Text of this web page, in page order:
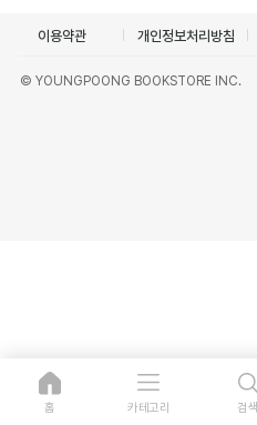
이용약관 개인정보처리방침
© YOUNGPOONG BOOKSTORE INC.
홈 카테고리 검색